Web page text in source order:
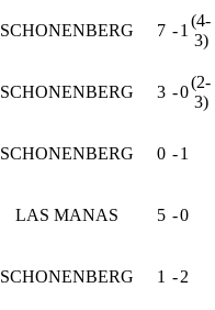
SCHONENBERG 7 -1
(4-
3)
SCHONENBERG 3 -0
(2-
3)
SCHONENBERG 0 -1
LAS MANAS 5 -0
SCHONENBERG 1 -2